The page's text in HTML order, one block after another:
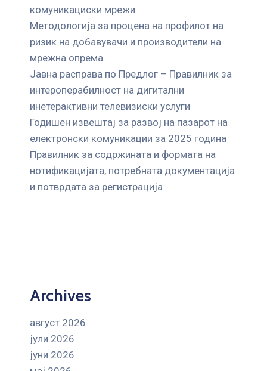
комуникациски мрежи
Mетодологија за процена на профилот на
ризик на добавувачи и производители на
мрежна опрема
Јавна расправа по Предлог – Правилник за
интероперабилност на дигитални
инетерактивни телевизиски услуги
Годишен извештај за развој на пазарот на
електронски комуникации за 2025 година
Правилник за содржината и формата на
нотификацијата, потребната документација
и потврдата за регистрација
Archives
август 2026
јули 2026
јуни 2026